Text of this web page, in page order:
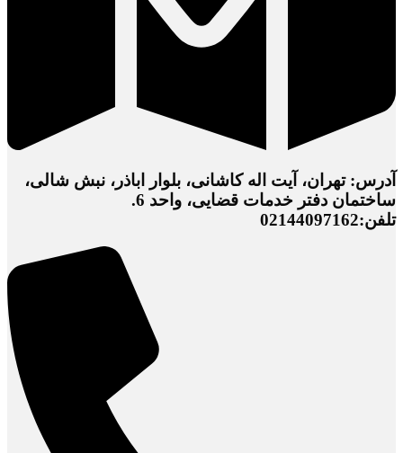
آدرس: تهران، آیت اله کاشانی، بلوار اباذر، نبش شالی،
ساختمان دفتر خدمات قضایی، واحد 6.
تلفن:02144097162